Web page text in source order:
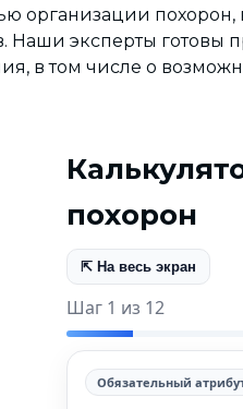
организации
Наши эксперты
в том числе о
похорон
⇱ На весь экран
Шаг 1 из 12
Обязательный